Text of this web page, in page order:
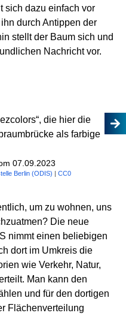
sich dazu einfach vor
durch Antippen der
stellt der Baum sich und
Nachricht vor.
07.09.2023
Berlin (ODIS) | CC0
um zu wohnen, uns
Die neue
nimmt einen beliebigen
dort im Umkreis die
wie Verkehr, Natur,
Man kann den
und für den dortigen
Flächenverteilung